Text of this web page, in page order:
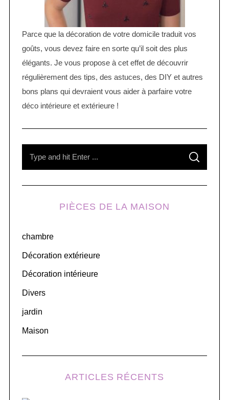
Parce que la décoration de votre domicile traduit vos
goûts, vous devez faire en sorte qu’il soit des plus
élégants. Je vous propose à cet effet de découvrir
régulièrement des tips, des astuces, des DIY et autres
bons plans qui devraient vous aider à parfaire votre
déco intérieure et extérieure !
f
o
:
S
A
C
PIÈCES DE LA MAISON
chambre
Décoration extérieure
Décoration intérieure
Divers
jardin
Maison
ARTICLES RÉCENTS